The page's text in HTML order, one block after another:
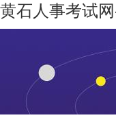
黄石人事考试